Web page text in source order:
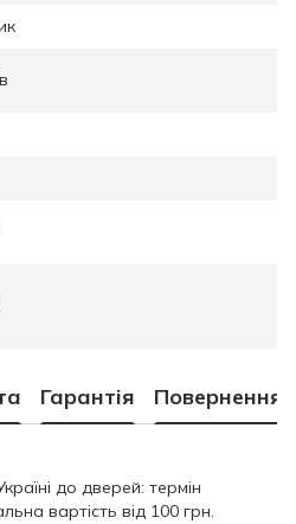
Гарантія Повернення
до дверей: термін
вартість від 100 грн.